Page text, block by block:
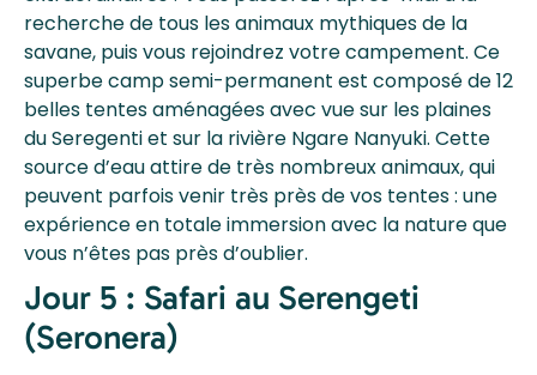
recherche de tous les animaux mythiques de la
savane, puis vous rejoindrez votre campement. Ce
superbe camp semi-permanent est composé de 12
belles tentes aménagées avec vue sur les plaines
du Seregenti et sur la rivière Ngare Nanyuki. Cette
source d’eau attire de très nombreux animaux, qui
peuvent parfois venir très près de vos tentes : une
expérience en totale immersion avec la nature que
vous n’êtes pas près d’oublier.
Jour 5 : Safari au Serengeti
(Seronera)